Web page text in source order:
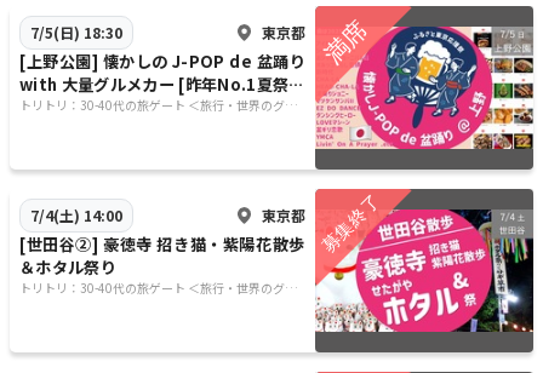
7/5(日) 18:30 東京都
[上野公園] 懐かしの J-POP de 盆踊り
with 大量グルメカー [昨年No.1夏祭り
企画をもう1度！]
トリトリ：30-40代の旅ゲート ＜旅行・世界のグル
7/4(土) 14:00 東京都
[世田谷②] 豪徳寺 招き猫・紫陽花散歩
＆ホタル祭り
トリトリ：30-40代の旅ゲート ＜旅行・世界のグル